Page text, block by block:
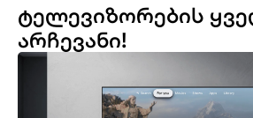
ᲢᲔᲚᲔᲕᲘᲖᲝᲠᲔᲑᲘᲡ
ᲐᲠᲩᲔᲕᲐᲜᲘ!